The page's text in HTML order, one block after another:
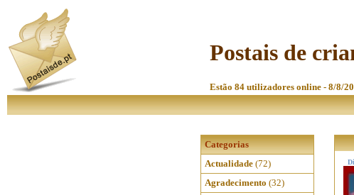
Postais de
Estão 84 utilizadores online - 8/8/
Categorias
Actualidade (72)
Agradecimento (32)